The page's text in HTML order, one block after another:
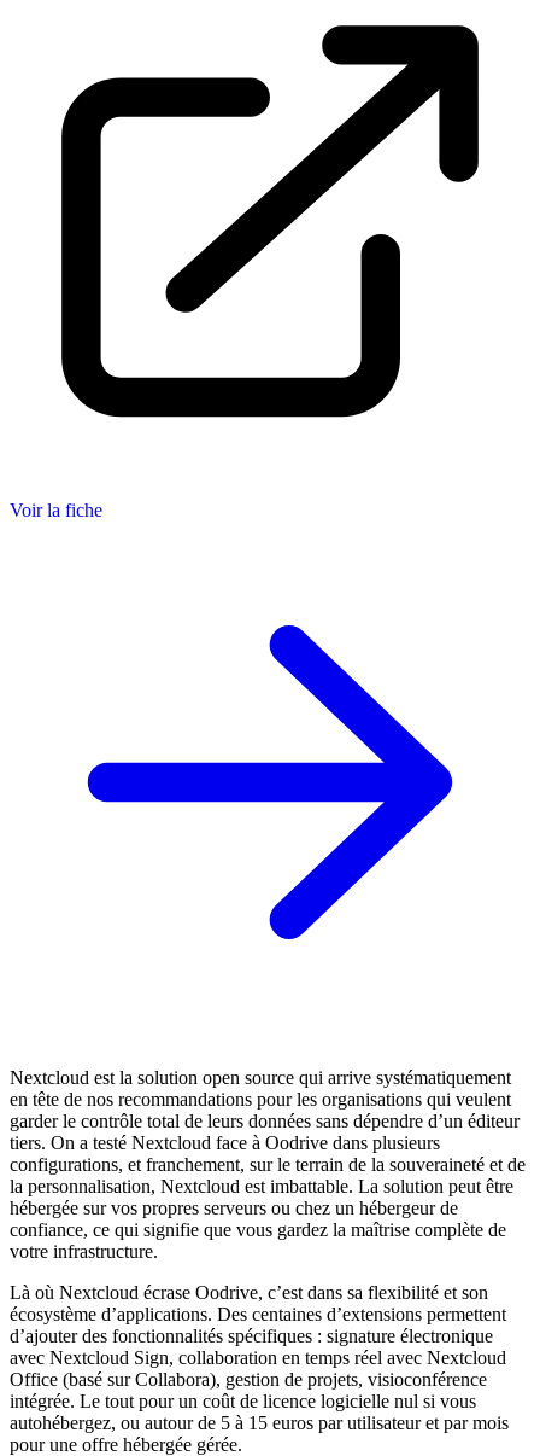
Voir la fiche
Nextcloud est la solution open source qui arrive systématiquement
en tête de nos recommandations pour les organisations qui veulent
garder le contrôle total de leurs données sans dépendre d’un éditeur
tiers. On a testé Nextcloud face à Oodrive dans plusieurs
configurations, et franchement, sur le terrain de la souveraineté et de
la personnalisation, Nextcloud est imbattable. La solution peut être
hébergée sur vos propres serveurs ou chez un hébergeur de
confiance, ce qui signifie que vous gardez la maîtrise complète de
votre infrastructure.
Là où Nextcloud écrase Oodrive, c’est dans sa flexibilité et son
écosystème d’applications. Des centaines d’extensions permettent
d’ajouter des fonctionnalités spécifiques : signature électronique
avec Nextcloud Sign, collaboration en temps réel avec Nextcloud
Office (basé sur Collabora), gestion de projets, visioconférence
intégrée. Le tout pour un coût de licence logicielle nul si vous
autohébergez, ou autour de 5 à 15 euros par utilisateur et par mois
pour une offre hébergée gérée.